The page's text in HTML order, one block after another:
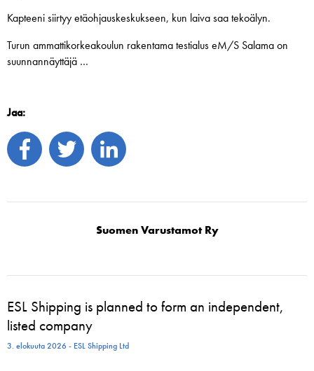
Kapteeni siirtyy etäohjauskeskukseen, kun laiva saa tekoälyn.
Turun ammattikorkeakoulun rakentama testialus eM/S Salama on
suunnannäyttäjä …
Jaa:
Suomen Varustamot Ry
ESL Shipping is planned to form an independent,
listed company
3. elokuuta 2026 - ESL Shipping Ltd